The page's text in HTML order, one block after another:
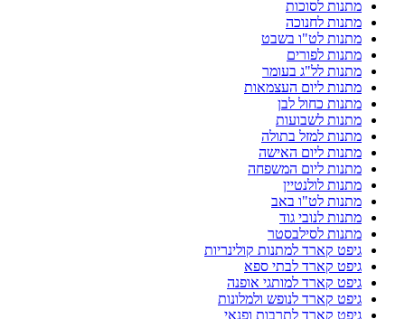
מתנות לסוכות
מתנות לחנוכה
מתנות לט"ו בשבט
מתנות לפורים
מתנות לל"ג בעומר
מתנות ליום העצמאות
מתנות כחול לבן
מתנות לשבועות
מתנות למזל בתולה
מתנות ליום האישה
מתנות ליום המשפחה
מתנות לולנטיין
מתנות לט"ו באב
מתנות לנובי גוד
מתנות לסילבסטר
גיפט קארד למתנות קולינריות
גיפט קארד לבתי ספא
גיפט קארד למותגי אופנה
גיפט קארד לנופש ולמלונות
גיפט קארד לתרבות ופנאי